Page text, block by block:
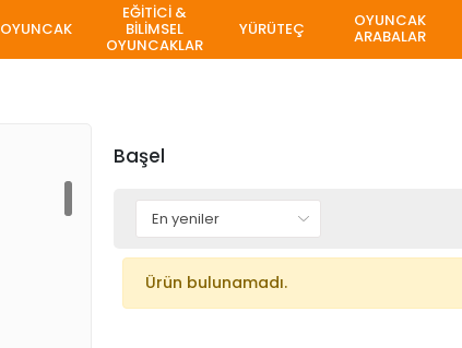
OYUNCAK
EĞİTİCİ &
BİLİMSEL
OYUNCAKLAR
YÜRÜTEÇ OYUNCAK
ARABALAR
Başel
Ürün bulunamadı.